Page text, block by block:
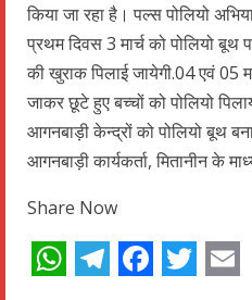
किया जा रहा है। पल्स पोलियो
प्रथम दिवस 3 मार्च को पोलियो बूथ
की खुराक पिलाई जायेगी.04 एवं 05
जाकर छूटे हुए बच्चों को पोलियो
आगनबाड़ी केन्द्रों को पोलियो बूथ
आगनबाड़ी कार्यकर्ता, मितानीन के
Share Now